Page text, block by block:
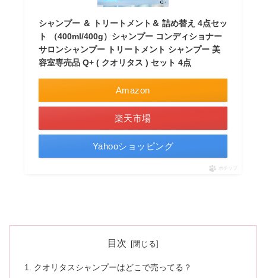
シャンプー ＆ トリートメント＆ 詰め替え 4点セッ
ト （400ml/400g）シャンプー コンディショナー
サロンシャンプー トリートメント シャンプー 美
容室専売品 Q+ ( クオリタス ) セット 4点
Amazon
楽天市場
Yahooショッピング
ポチップ
目次
クオリタスシャンプーはどこで売ってる？